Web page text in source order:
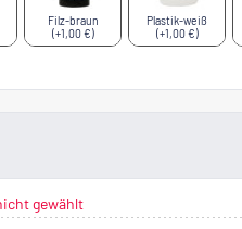
Filz-braun
(+1,00 €)
Plastik-weiß
(+1,00 €)
gewählt